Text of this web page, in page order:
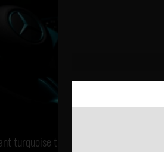
turquoise that
LA ONDA